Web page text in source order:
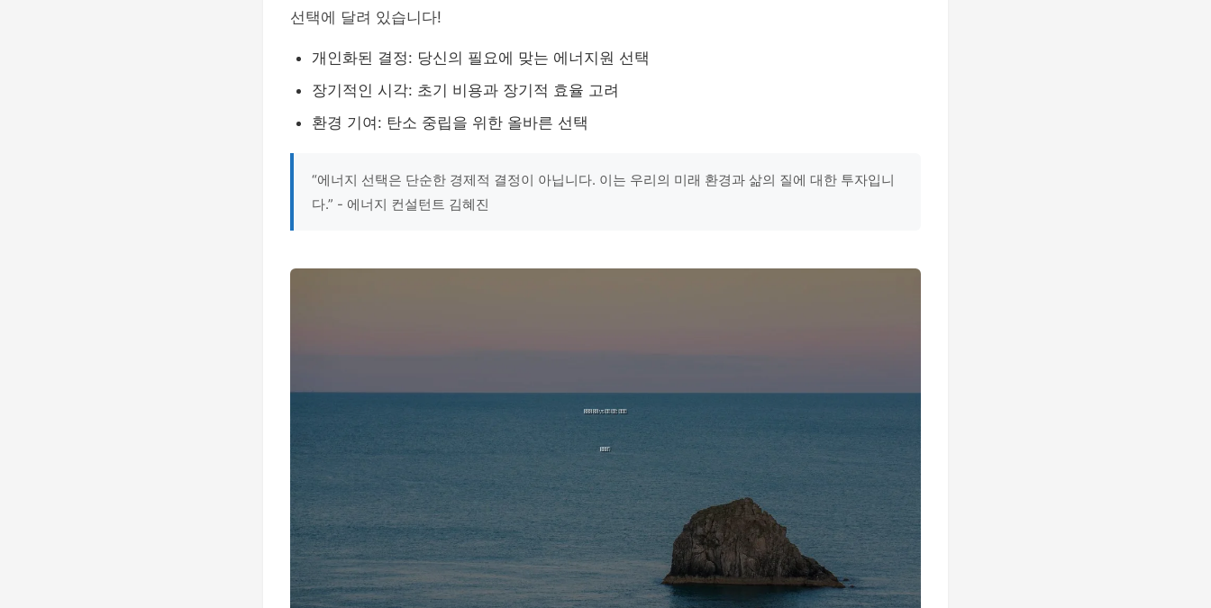
선택에 달려 있습니다!
개인화된 결정: 당신의 필요에 맞는 에너지원 선택
장기적인 시각: 초기 비용과 장기적 효율 고려
환경 기여: 탄소 중립을 위한 올바른 선택
“에너지 선택은 단순한 경제적 결정이 아닙니다. 이는 우리의 미래 환경과 삶의 질에 대한 투자입니
다.” - 에너지 컨설턴트 김혜진